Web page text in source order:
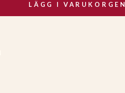
LÄGG I VARUKORGEN